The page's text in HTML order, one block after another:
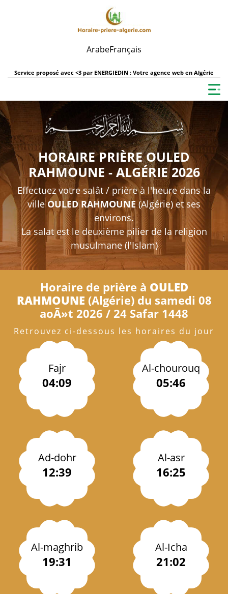
ArabeFrançais
Service proposé avec <3 par ENERGIEDIN : Votre agence web en Algérie
HORAIRE PRIÈRE OULED
RAHMOUNE - ALGÉRIE 2026
Effectuez votre salât / prière à l'heure dans la
villeOULED RAHMOUNE (Algérie) et ses
environs.
La salat est le deuxième pilier de la religion
musulmane (l'Islam)
Horaire de prière à OULED
RAHMOUNE (Algérie) du samedi 08
aoÃ»t 2026 / 24 Safar 1448
Retrouvez ci-dessous les horaires du jour
Fajr
04:09
Al-chourouq
05:46
Ad-dohr
12:39
Al-asr
16:25
Al-maghrib
19:31
Al-Icha
21:02